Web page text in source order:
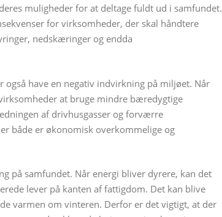
muligheder for at deltage fuldt ud i samfundet.
for virksomheder, der skal håndtere
nedskæringer og endda
have en negativ indvirkning på miljøet. Når
at bruge mindre bæredygtige
af drivhusgasser og forværre
både er økonomisk overkommelige og
på samfundet. Når energi bliver dyrere, kan det
lever på kanten af fattigdom. Det kan blive
varmen om vinteren. Derfor er det vigtigt, at der